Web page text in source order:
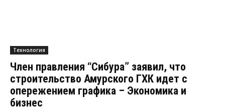
Технология
Член правления “Сибура” заявил, что
строительство Амурского ГХК идет с
опережением графика – Экономика и
бизнес